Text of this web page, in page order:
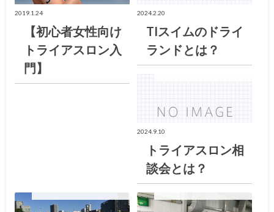
2019.1.24
【初心者女性向け
トライアスロン入
門】
2024.2.20
TIスイムのドライ
ランドとは？
2024.9.10
トライアスロン相
談会とは？
大阪トライアスロン倶楽部ブログ